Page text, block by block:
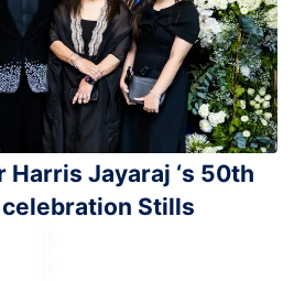
Harris Jayaraj ‘s 50th
Stills